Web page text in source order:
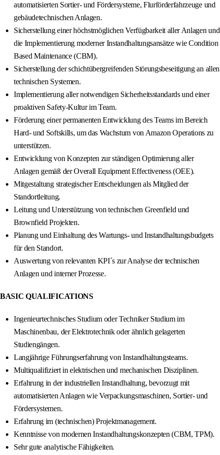
automatisierten Sortier- und Fördersysteme, Flurförderfahrzeuge und
gebäudetechnischen Anlagen.
Sicherstellung einer höchstmöglichen Verfügbarkeit aller Anlagen und
die Implementierung moderner Instandhaltungsansätze wie Condition
Based Maintenance (CBM).
Sicherstellung der schichtübergreifenden Störungsbeseitigung an allen
technischen Systemen.
Implementierung aller notwendigen Sicherheitsstandards und einer
proaktiven Safety-Kultur im Team.
Förderung einer permanenten Entwicklung des Teams im Bereich
Hard- und Softskills, um das Wachstum von Amazon Operations zu
unterstützen.
Entwicklung von Konzepten zur ständigen Optimierung aller
Anlagen gemäß der Overall Equipment Effectiveness (OEE).
Mitgestaltung strategischer Entscheidungen als Mitglied der
Standortleitung.
Leitung und Unterstützung von technischen Greenfield und
Brownfield Projekten.
Planung und Einhaltung des Wartungs- und Instandhaltungsbudgets
für den Standort.
Auswertung von relevanten KPI´s zur Analyse der technischen
Anlagen und interner Prozesse.
BASIC QUALIFICATIONS
Ingenieurtechnisches Studium oder Techniker Studium im
Maschinenbau, der Elektrotechnik oder ähnlich gelagerten
Studiengängen.
Langjährige Führungserfahrung von Instandhaltungsteams.
Multiqualifiziert in elektrischen und mechanischen Disziplinen.
Erfahrung in der industriellen Instandhaltung, bevorzugt mit
automatisierten Anlagen wie Verpackungsmaschinen, Sortier- und
Fördersystemen.
Erfahrung im (technischen) Projektmanagement.
Kenntnisse von modernen Instandhaltungskonzepten (CBM, TPM).
Sehr gute analytische Fähigkeiten.